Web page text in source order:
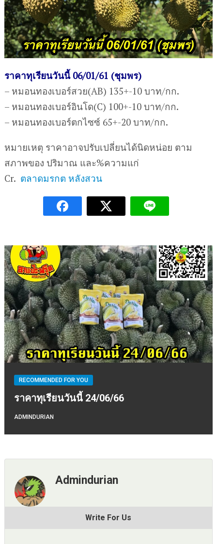
ราคาทุเรียนวันนี้ 06/01/61 (ชุมพร)
– หมอนทองเบอร์สวย(AB) 135+-10 บาท/กก.
– หมอนทองเบอร์อินโด(C) 100+-10 บาท/กก.
– หมอนทองเบอร์ตกไซซ์ 65+-20 บาท/กก.
หมายเหตุ ราคาอาจปรับเปลี่ยนได้นิดหน่อย ตาม
สภาพของ ปริมาณ และ%ความแก่
Cr. ตลาดมรกต หลังสวน
RECOMMENDED FOR YOU
ราคาทุเรียนวันนี้ 24/06/66
ADMINDURIAN
Admindurian
Write For Us